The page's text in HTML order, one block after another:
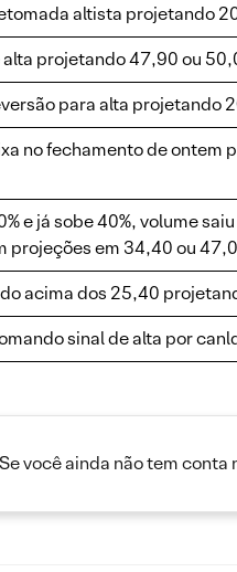
altista projetando
projetando 47,90 ou
para alta
no fechamento de
e já sobe 40%, volume
projeções em 34,40 ou
acima dos 25,40
sinal de alta por
Se você ainda não tem conta